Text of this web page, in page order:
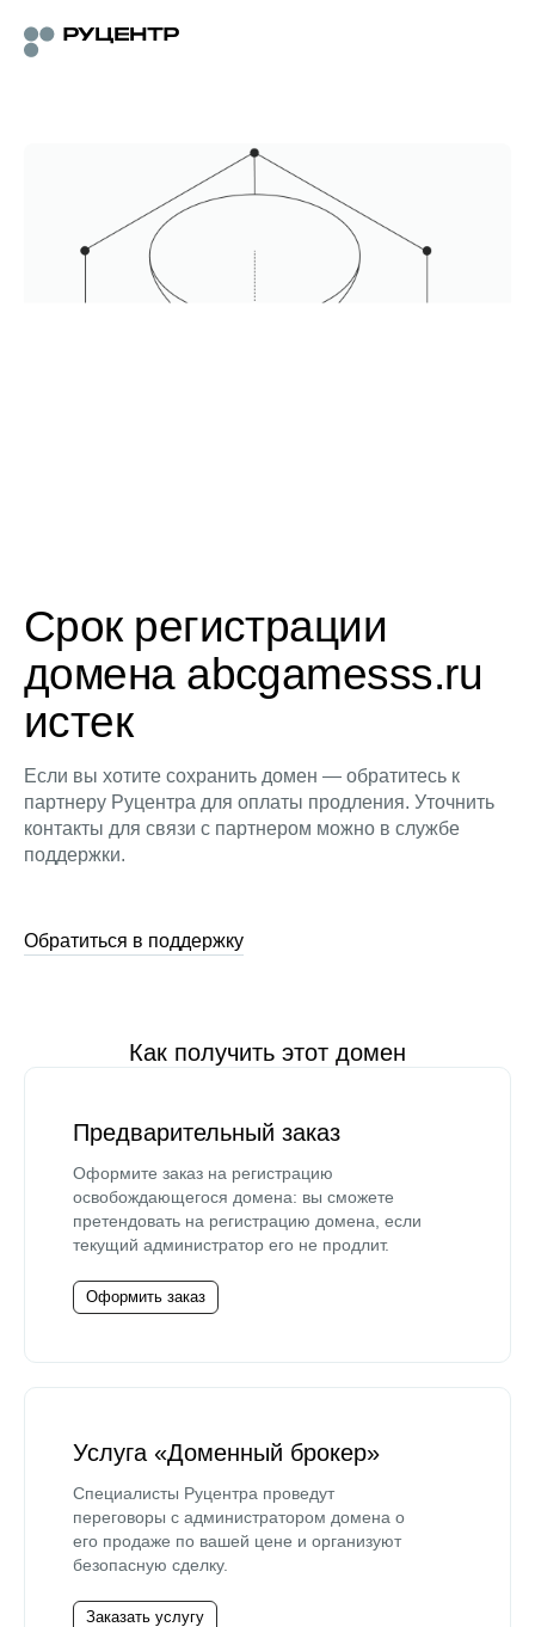
Срок регистрации
домена abcgamesss.ru
истек
Если вы хотите сохранить домен — обратитесь к
партнеру Руцентра для оплаты продления. Уточнить
контакты для связи с партнером можно в службе
поддержки.
Обратиться в поддержку
Как получить этот домен
Предварительный заказ
Оформите заказ на регистрацию
освобождающегося домена: вы сможете
претендовать на регистрацию домена, если
текущий администратор его не продлит.
Оформить заказ
Услуга «Доменный брокер»
Специалисты Руцентра проведут
переговоры с администратором домена о
его продаже по вашей цене и организуют
безопасную сделку.
Заказать услугу